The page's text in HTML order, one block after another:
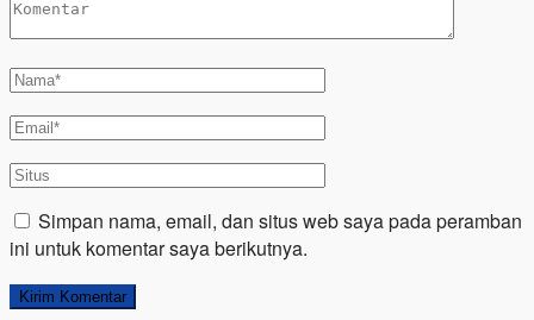
Simpan nama, email, dan situs web saya pada peramban
ini untuk komentar saya berikutnya.